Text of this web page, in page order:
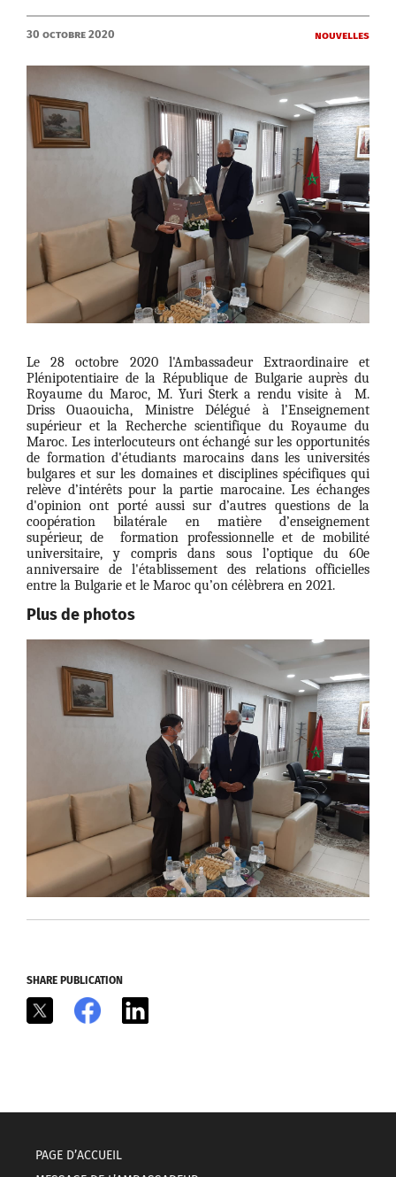
30 Octobre 2020 Nouvelles
Le 28 octobre 2020 l'Ambassadeur Extraordinaire et
Plénipotentiaire de la République de Bulgarie auprès du
Royaume du Maroc, M. Yuri Sterk a rendu visite à
M.
Driss Ouaouicha, Ministre Délégué à l’Enseignement
supérieur et la Recherche scientifique du Royaume du
Maroc. Les interlocuteurs ont échangé sur les opportunités
de formation d'étudiants marocains dans les universités
bulgares et sur les domaines et disciplines spécifiques qui
relève d’intérêts pour la partie marocaine. Les échanges
d'opinion ont porté aussi sur d’autres questions de la
coopération bilatérale en matière d’enseignement
supérieur, de
formation professionnelle et de mobilité
universitaire, y compris dans sous l’optique du 60e
anniversaire de l'établissement des relations officielles
entre la Bulgarie et le Maroc qu’on célèbrera en 2021.
Plus de photos
SHARE PUBLICATION
Facebook
PAGE D’ACCUEIL